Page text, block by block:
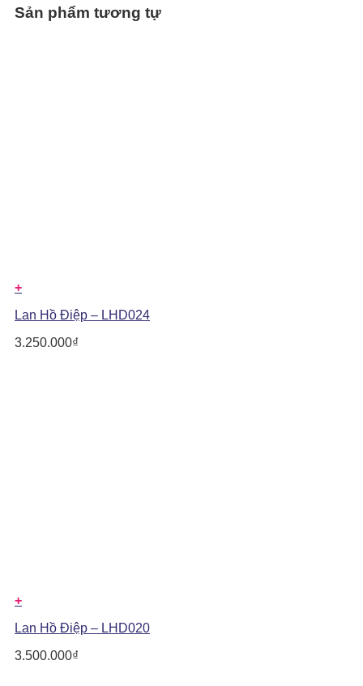
Sản phẩm tương tự
+
Lan Hồ Điệp – LHD024
3.250.000₫
+
Lan Hồ Điệp – LHD020
3.500.000₫